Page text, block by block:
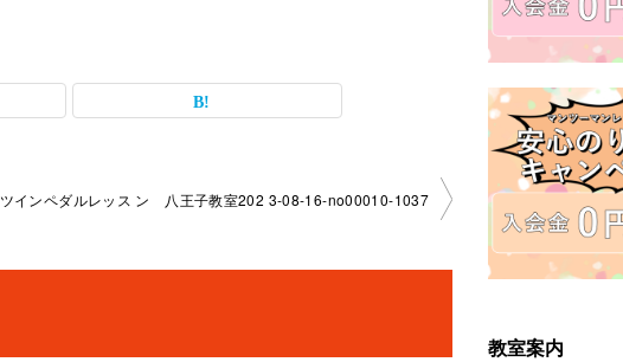
ツインペダルレッス ン 八王子教室202 3-08-16-no00010-1037
教室案内